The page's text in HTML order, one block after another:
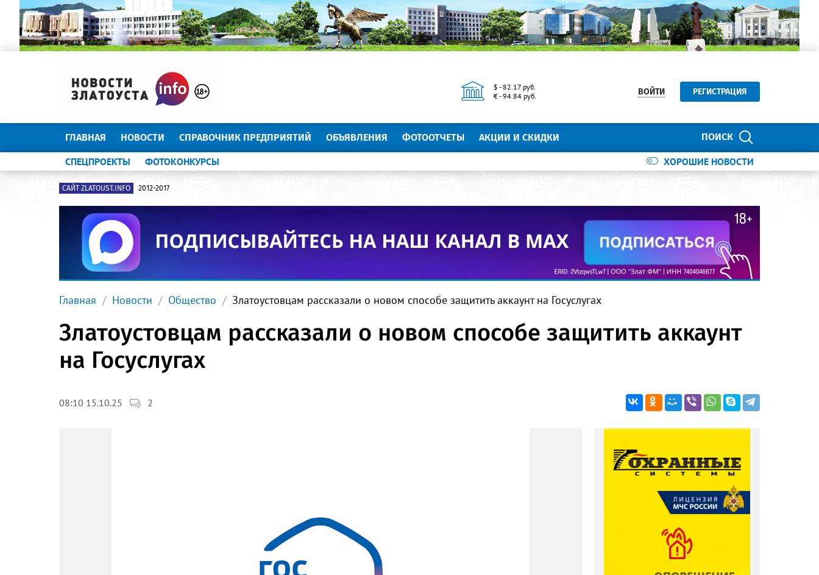
$ - 82.17 руб.
€ - 94.84 руб.
ВОЙТИ РЕГИСТРАЦИЯ
ПОИСК
ГЛАВНАЯ НОВОСТИ СПРАВОЧНИК ПРЕДПРИЯТИЙ ОБЪЯВЛЕНИЯ ФОТООТЧЕТЫ АКЦИИ И СКИДКИ
ХОРОШИЕ НОВОСТИ
СПЕЦПРОЕКТЫ ФОТОКОНКУРСЫ
САЙТ ZLATOUST.INFO 2012-2017
Главная Новости Общество Златоустовцам рассказали о новом способе защитить аккаунт на Госуслугах
Златоустовцам рассказали о новом способе защитить аккаунт
на Госуслугах
08:10 15.10.25 2